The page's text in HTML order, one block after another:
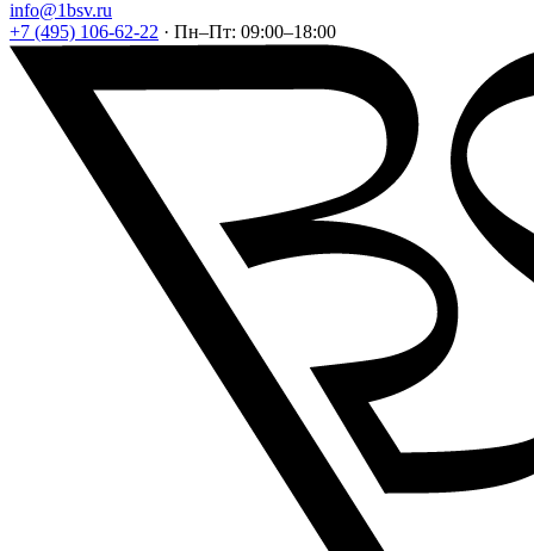
info@1bsv.ru
+7 (495) 106-62-22 · Пн–Пт: 09:00–18:00